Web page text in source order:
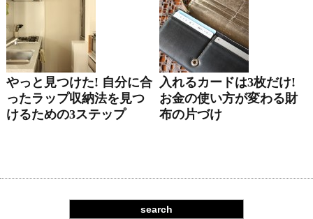
やっと見つけた! 自分に合
ったラップ収納法を見つ
けるための3ステップ
入れるカードは3枚だけ!
お金の使い方が変わる財
布の片づけ
search